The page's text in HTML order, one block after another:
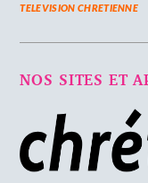
TELEVISION CHRETIENNE
NOS SITES ET